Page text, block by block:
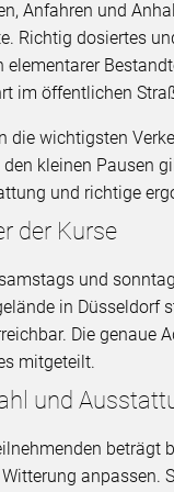
Anfahren und
Richtig dosiertes
elementarer
im öffentlichen
die wichtigsten
kleinen Pausen
und richtige
der Kurse
und
in Düsseldorf
Die genaue
mitgeteilt.
und
beträgt
anpassen.